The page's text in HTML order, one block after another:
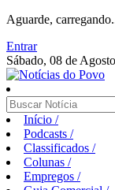
Aguarde,
Entrar
Sábado, 08 de
Início /
Podcasts /
Classificados /
Colunas /
Empregos /